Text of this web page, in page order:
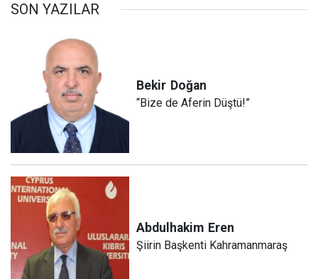
SON YAZILAR
Bekir Doğan
“Bize de Aferin Düştü!”
Abdulhakim Eren
Şiirin Başkenti Kahramanmaraş